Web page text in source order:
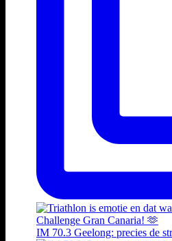
IM 70.3 Geelong: precies de